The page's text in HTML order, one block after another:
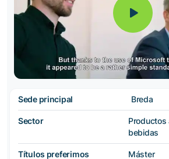
Sede principal Breda
Sector
Productos
bebidas
Títulos preferimos Máster